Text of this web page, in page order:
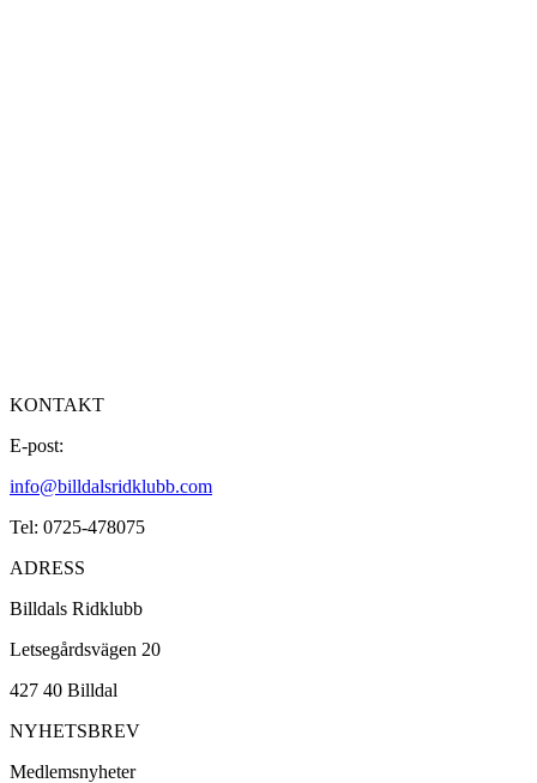
KONTAKT
E-post:
info@billdalsridklubb.com
Tel: 0725-478075
ADRESS
Billdals Ridklubb
Letsegårdsvägen 20
427 40 Billdal
NYHETSBREV
Medlemsnyheter